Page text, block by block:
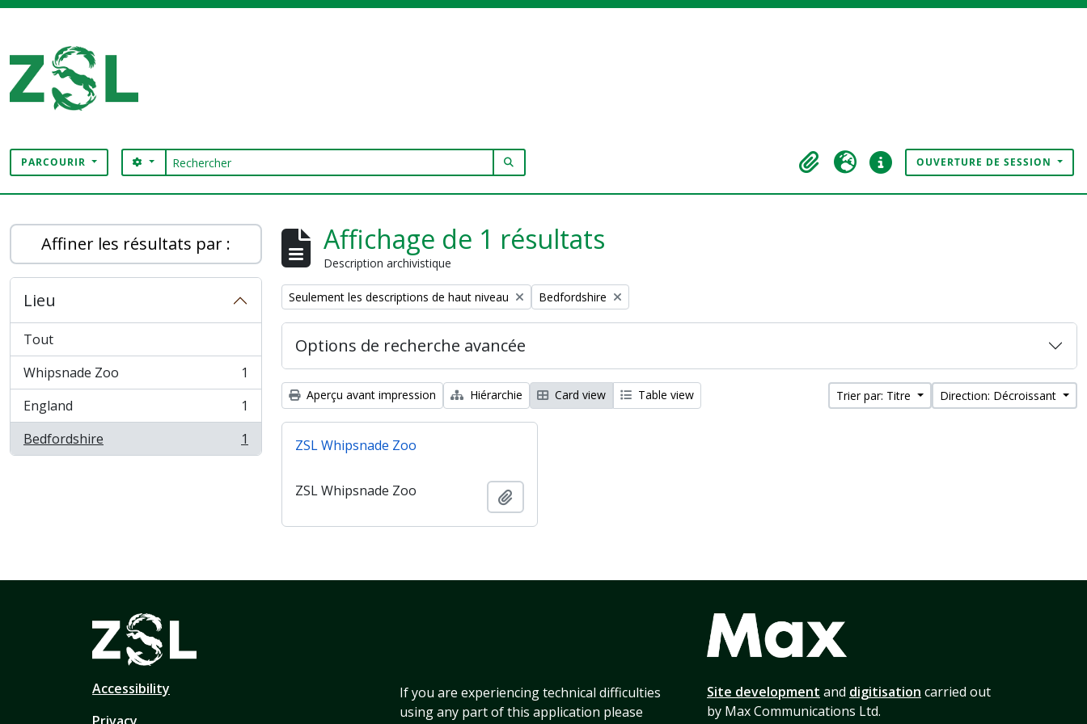
PARCOURIR Rechercher
SEARCH OPTIONS
Presse-papier
LangueLiens rapidesOUVERTURE DE SESSION
Affiner les résultats par :
Lieu
Tout
Whipsnade Zoo
, 1 résultats
1
England
, 1 résultats
1
Bedfordshire
, 1 résultats 1
Affichage de 1 résultats
Description archivistique
Remove filter:
Seulement les descriptions de haut niveau Remove filter:
Bedfordshire
Options de recherche avancée
Aperçu avant impression Hiérarchie Card view Table view Trier par: Titre Direction: Décroissant
ZSL Whipsnade Zoo
ZSL Whipsnade Zoo
Accessibility
If you are experiencing technical difficulties
using any part of this application please
Site development and digitisation carried out
by Max Communications Ltd.